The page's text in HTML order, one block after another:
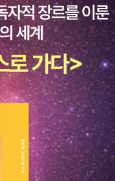
다. 다시 말해 로컬은 삶의
그러므로 로컬이란 삶의